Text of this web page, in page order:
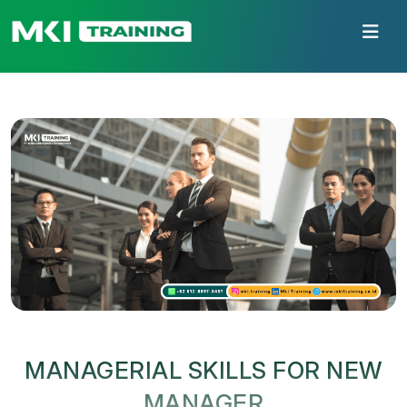
MANAGERIAL SKILLS FOR NEW